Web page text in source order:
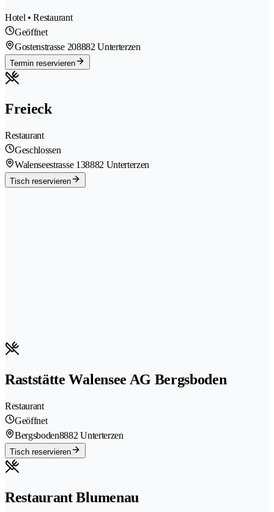
Hotel • Restaurant
Geöffnet
Gostenstrasse 208882 Unterterzen
Termin reservieren
Freieck
Restaurant
Geschlossen
Walenseestrasse 138882 Unterterzen
Tisch reservieren
Raststätte Walensee AG Bergsboden
Restaurant
Geöffnet
Bergsboden8882 Unterterzen
Tisch reservieren
Restaurant Blumenau